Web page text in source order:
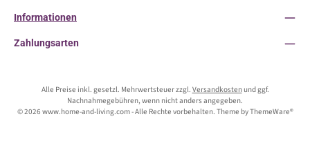
Informationen
Zahlungsarten
Alle Preise inkl. gesetzl. Mehrwertsteuer zzgl. Versandkostenund ggf.
Nachnahmegebühren, wenn nicht anders angegeben.
© 2026 www.home-and-living.com - Alle Rechte vorbehalten. Theme byThemeWare®